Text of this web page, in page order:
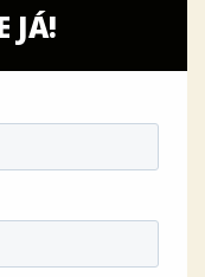
JÁ!